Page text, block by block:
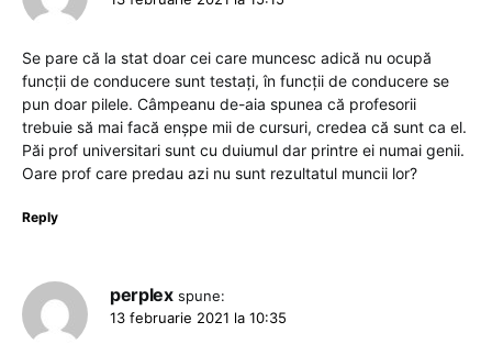
Se pare că la stat doar cei care muncesc adică nu ocupă
funcții de conducere sunt testați, în funcții de conducere se
pun doar pilele. Câmpeanu de-aia spunea că profesorii
trebuie să mai facă enșpe mii de cursuri, credea că sunt ca el.
Păi prof universitari sunt cu duiumul dar printre ei numai genii.
Oare prof care predau azi nu sunt rezultatul muncii lor?
Reply
perplex spune:
13 februarie 2021 la 10:35